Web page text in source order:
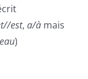
est, a/à mais
)